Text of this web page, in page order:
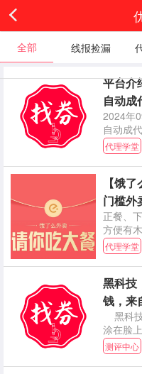
全部 线报捡漏
平台介
自动成
2024年
自动成
没想到
之角色篇
代理学堂
【饿
门槛外
正餐、
方便有
不尽用
小编今
代理学堂
黑科技
钱，来
黑科技，
涂在脸
坚持使用
测评中心